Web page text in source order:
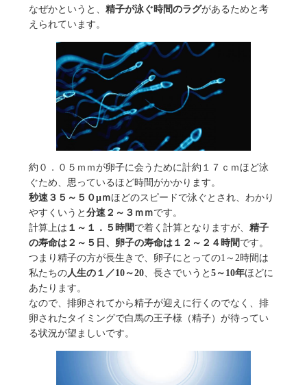
なぜかというと、精子が泳ぐ時間のラグがあるためと考
えられています。
約０．０５ｍｍが卵子に会うために計約１７ｃｍほど泳
ぐため、思っているほど時間がかかります。
秒速３５～５０μｍほどのスピードで泳ぐとされ、わかり
やすくいうと分速２～３ｍｍです。
計算上は １～１．５時間 で着く計算となりますが、精子
の寿命は２～５日、卵子の寿命は１２～２４時間 です。
つまり精子の方が長生きで、卵子にとっての1～2時間は
私たちの人生の１／10～20、長さでいうと5～10年ほどに
あたります。
なので、排卵されてから精子が迎えに行くのでなく、排
卵されたタイミングで白馬の王子様（精子）が待ってい
る状況が望ましいです。